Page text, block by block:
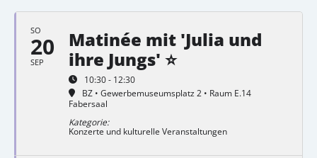
SO
20
SEP
Matinée mit 'Julia und
ihre Jungs' ⭐
10:30 - 12:30
BZ • Gewerbemuseumsplatz 2 • Raum E.14
Fabersaal
Kategorie:
Konzerte und kulturelle Veranstaltungen